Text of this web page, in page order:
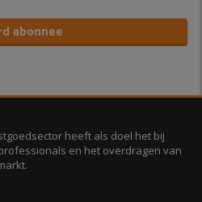
abonnee
heeft als doel het bij
en het overdragen van